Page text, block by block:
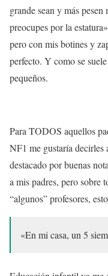
grande sean y más
preocupes por la
pero con mis botines y
perfecto. Y como se
pequeños.
Para TODOS aquellos
NF1 me gustaría
destacado por buenas
a mis padres, pero sobre
“algunos” profesores,
«En mi casa, un 5